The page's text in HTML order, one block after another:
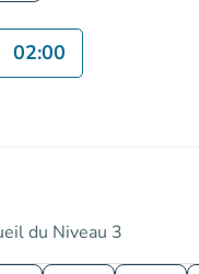
02:00
du Niveau 3